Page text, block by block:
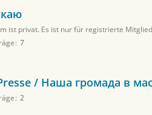
ist privat. Es ist nur für registrierte
7
/ Наша громада в
2